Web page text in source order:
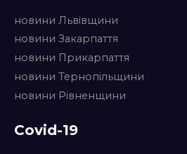
новини Львівщини
новини Закарпаття
новини Прикарпаття
новини Тернопільщини
новини Рівненщини
Covid-19